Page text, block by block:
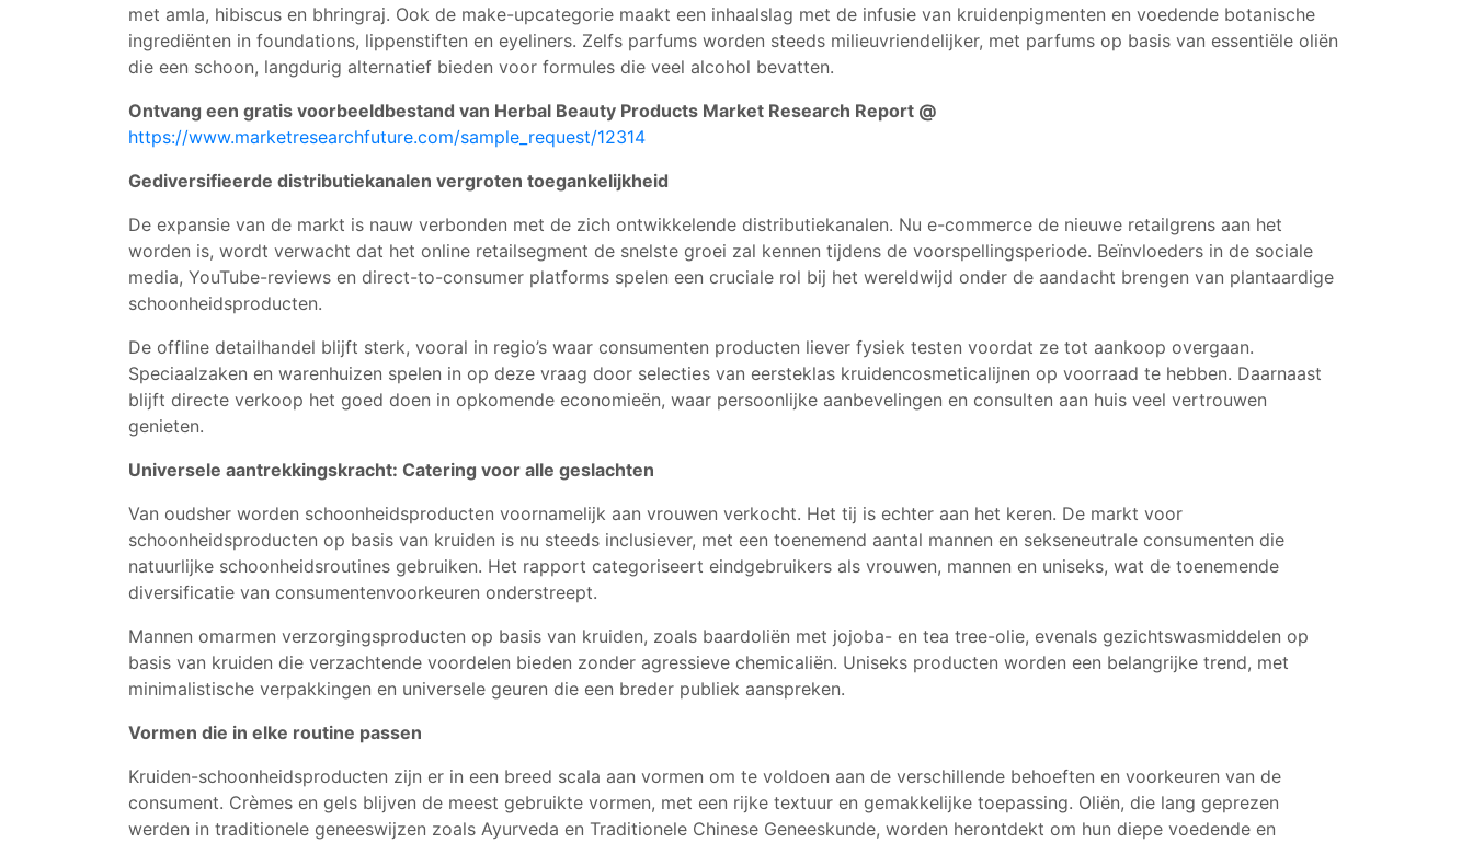
met amla, hibiscus en bhringraj. Ook de make-upcategorie maakt een inhaalslag met de infusie van kruidenpigmenten en voedende botanische
ingrediënten in foundations, lippenstiften en eyeliners. Zelfs parfums worden steeds milieuvriendelijker, met parfums op basis van essentiële oliën
die een schoon, langdurig alternatief bieden voor formules die veel alcohol bevatten.
Ontvang een gratis voorbeeldbestand van Herbal Beauty Products Market Research Report @
https://www.marketresearchfuture.com/sample_request/12314
Gediversifieerde distributiekanalen vergroten toegankelijkheid
De expansie van de markt is nauw verbonden met de zich ontwikkelende distributiekanalen. Nu e-commerce de nieuwe retailgrens aan het
worden is, wordt verwacht dat het online retailsegment de snelste groei zal kennen tijdens de voorspellingsperiode. Beïnvloeders in de sociale
media, YouTube-reviews en direct-to-consumer platforms spelen een cruciale rol bij het wereldwijd onder de aandacht brengen van plantaardige
schoonheidsproducten.
De offline detailhandel blijft sterk, vooral in regio’s waar consumenten producten liever fysiek testen voordat ze tot aankoop overgaan.
Speciaalzaken en warenhuizen spelen in op deze vraag door selecties van eersteklas kruidencosmeticalijnen op voorraad te hebben. Daarnaast
blijft directe verkoop het goed doen in opkomende economieën, waar persoonlijke aanbevelingen en consulten aan huis veel vertrouwen
genieten.
Universele aantrekkingskracht: Catering voor alle geslachten
Van oudsher worden schoonheidsproducten voornamelijk aan vrouwen verkocht. Het tij is echter aan het keren. De markt voor
schoonheidsproducten op basis van kruiden is nu steeds inclusiever, met een toenemend aantal mannen en sekseneutrale consumenten die
natuurlijke schoonheidsroutines gebruiken. Het rapport categoriseert eindgebruikers als vrouwen, mannen en uniseks, wat de toenemende
diversificatie van consumentenvoorkeuren onderstreept.
Mannen omarmen verzorgingsproducten op basis van kruiden, zoals baardoliën met jojoba- en tea tree-olie, evenals gezichtswasmiddelen op
basis van kruiden die verzachtende voordelen bieden zonder agressieve chemicaliën. Uniseks producten worden een belangrijke trend, met
minimalistische verpakkingen en universele geuren die een breder publiek aanspreken.
Vormen die in elke routine passen
Kruiden-schoonheidsproducten zijn er in een breed scala aan vormen om te voldoen aan de verschillende behoeften en voorkeuren van de
consument. Crèmes en gels blijven de meest gebruikte vormen, met een rijke textuur en gemakkelijke toepassing. Oliën, die lang geprezen
werden in traditionele geneeswijzen zoals Ayurveda en Traditionele Chinese Geneeskunde, worden herontdekt om hun diepe voedende en